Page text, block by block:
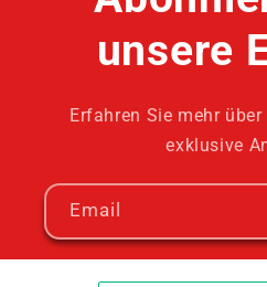
unsere
Erfahren Sie mehr
exklusive
Email